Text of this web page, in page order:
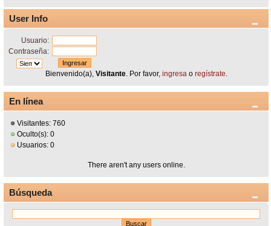
User Info
Usuario:
Contraseña:
Bienvenido(a), Visitante. Por favor, ingresao regístrate.
En línea
Visitantes: 760
Oculto(s): 0
Usuarios: 0
There aren't any users online.
Búsqueda